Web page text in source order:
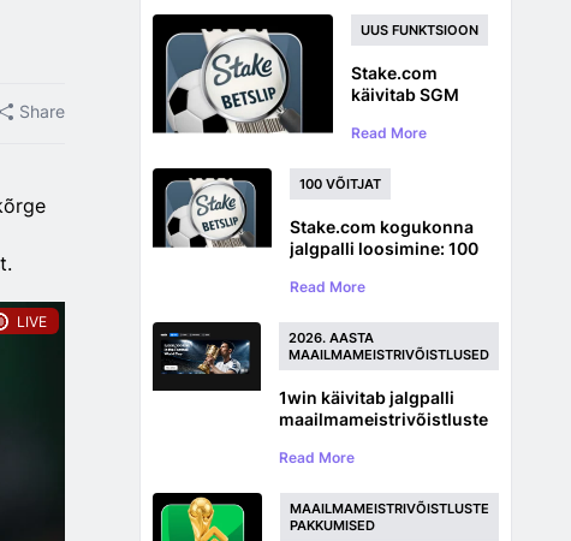
Share
LIVE
brändisaadikuks
UUS FUNKTSIOON
Stake.com
käivitab SGM
sama mängu
jaoks
Read More
100 VÕITJAT
Stake.com kogukonna
jalgpalli loosimine: 100
maailmameistrivõistluste
Read More
2026. AASTA
MAAILMAMEISTRIVÕISTLUSED
1win käivitab jalgpalli
maailmameistrivõistluste
auhinnafondiga
Read More
MAAILMAMEISTRIVÕISTLUSTE
PAKKUMISED